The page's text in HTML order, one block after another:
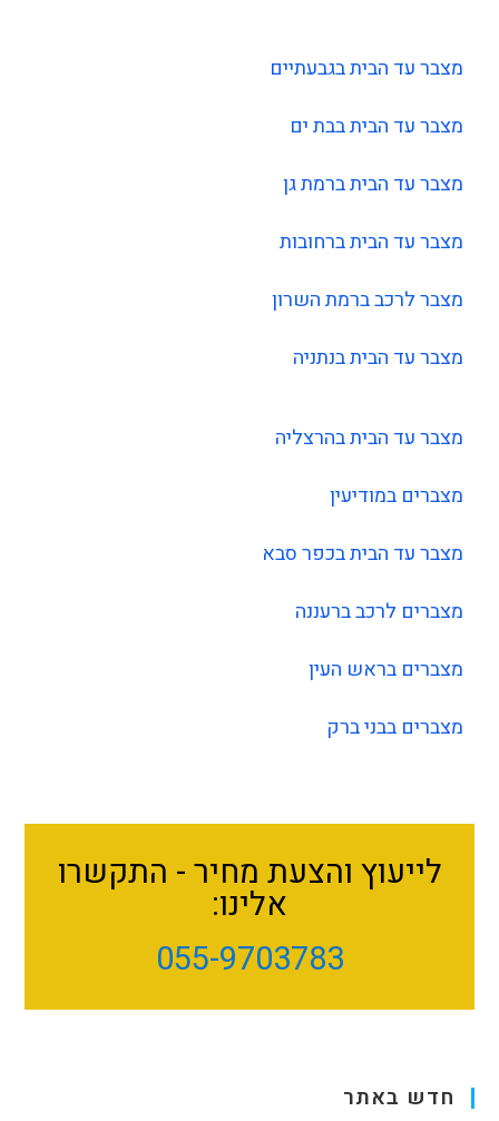
מצבר עד הבית בגבעתיים
מצבר עד הבית בבת ים
מצבר עד הבית ברמת גן
מצבר עד הבית ברחובות
מצבר לרכב ברמת השרון
מצבר עד הבית בנתניה
מצבר עד הבית בהרצליה
מצברים במודיעין
מצבר עד הבית בכפר סבא
מצברים לרכב ברעננה
מצברים בראש העין
מצברים בבני ברק
לייעוץ והצעת מחיר - התקשרו
אלינו:
055-9703783
חדש באתר